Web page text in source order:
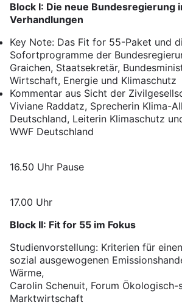
Block I: Die neue Bundesregierung
Verhandlungen
Key Note: Das Fit for 55-Paket und
Sofortprogramme der
Graichen, Staatsekretär,
Wirtschaft, Energie und Klimaschutz
Kommentar aus Sicht der
Viviane Raddatz, Sprecherin Klima-
Deutschland, Leiterin Klimaschutz
WWF Deutschland
16.50 Uhr Pause
17.00 Uhr
Block II: Fit for 55 im Fokus
Studienvorstellung: Kriterien für
sozial ausgewogenen
Wärme,
Carolin Schenuit, Forum Ökologisch-
Marktwirtschaft